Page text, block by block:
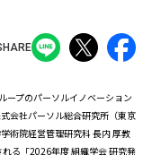
ープのパーソルイノベーション
会社パーソル総合研究所（東京
術院経営管理研究科 長内 厚教
る「2026年度 組織学会 研究発